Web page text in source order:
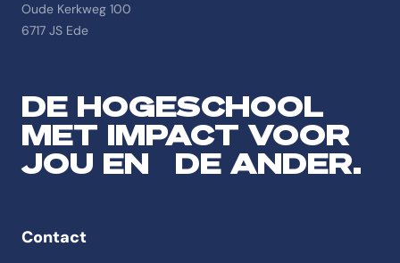
Oude Kerkweg 100
6717 JS Ede
DE HOGESCHOOL
MET IMPACT VOOR
JOU EN DE ANDER.
Contact